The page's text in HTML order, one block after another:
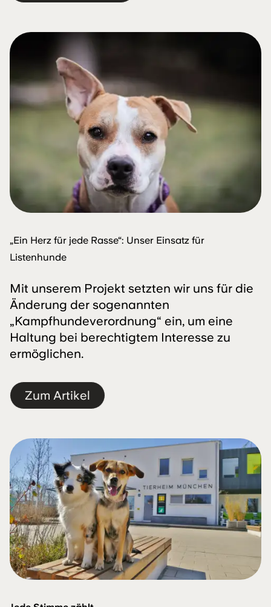
„Ein Herz für jede Rasse“: Unser Einsatz für
Listenhunde
Mit unserem Projekt setzten wir uns für die
Änderung der sogenannten
„Kampfhundeverordnung“ ein, um eine
Haltung bei berechtigtem Interesse zu
ermöglichen.
Zum Artikel